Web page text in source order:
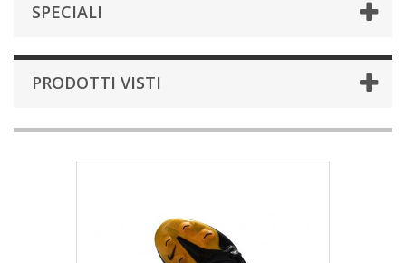
SPECIALI
PRODOTTI VISTI